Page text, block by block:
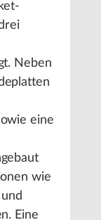
Neben
eine
wie
Eine